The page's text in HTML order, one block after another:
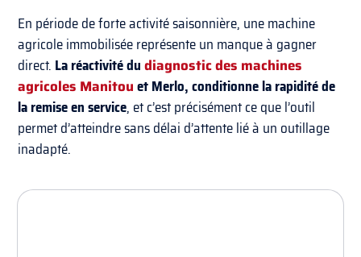
En période de forte activité saisonnière, une machine
agricole immobilisée représente un manque à gagner
direct. La réactivité dudiagnostic des machines
agricoles Manitouet Merlo, conditionne la rapidité de
la remise en service, et c’est précisément ce que l’outil
permet d’atteindre sans délai d’attente lié à un outillage
inadapté.